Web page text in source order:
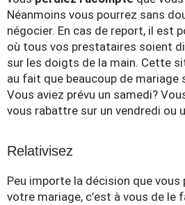
Néanmoins vous pourrez sans
négocier. En cas de report, il est
où tous vos prestataires soient
sur les doigts de la main. Cette
au fait que beaucoup de mariage
Vous aviez prévu un samedi?
vous rabattre sur un vendredi ou
Relativisez
Peu importe la décision que vous
votre mariage, c’est à vous de le